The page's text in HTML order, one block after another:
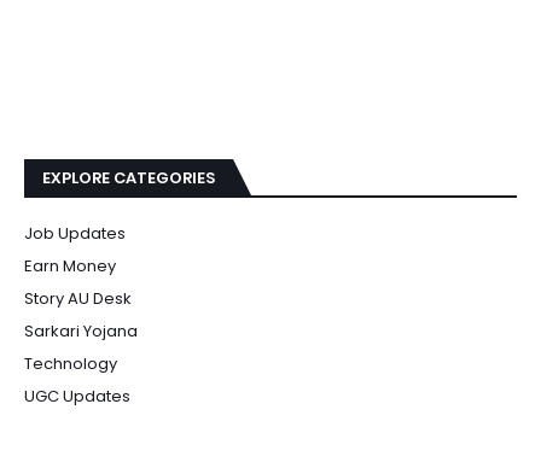
EXPLORE CATEGORIES
Job Updates
Earn Money
Story AU Desk
Sarkari Yojana
Technology
UGC Updates